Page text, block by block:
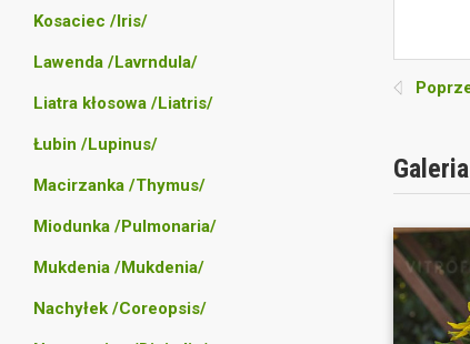
Kosaciec /Iris/
Lawenda /Lavrndula/
Liatra kłosowa /Liatris/
Łubin /Lupinus/
Macirzanka /Thymus/
Miodunka /Pulmonaria/
Mukdenia /Mukdenia/
Nachyłek /Coreopsis/
Galeria